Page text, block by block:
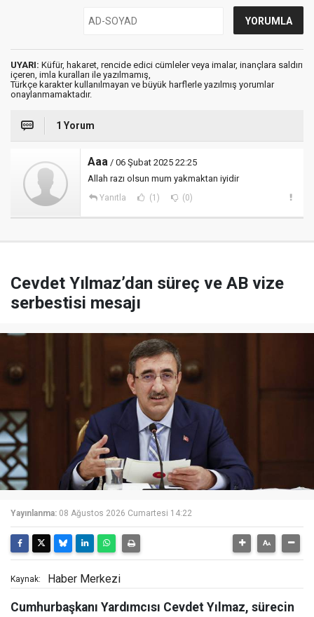
UYARI: Küfür, hakaret, rencide edici cümleler veya imalar, inançlara saldırı
içeren, imla kuralları ile yazılmamış,
Türkçe karakter kullanılmayan ve büyük harflerle yazılmış yorumlar
onaylanmamaktadır.
1 Yorum
Aaa / 06 Şubat 2025 22:25
Allah razı olsun mum yakmaktan iyidir
Yanıtla (1) (0)
Cevdet Yılmaz’dan süreç ve AB vize
serbestisi mesajı
Yayınlanma: 08 Ağustos 2026 Cumartesi 14:22
Kaynak: Haber Merkezi
Cumhurbaşkanı Yardımcısı Cevdet Yılmaz, sürecin